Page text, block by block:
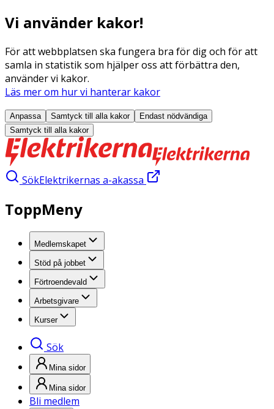
Vi använder kakor!
För att webbplatsen ska fungera bra för dig och för att
samla in statistik som hjälper oss att förbättra den,
använder vi kakor.
Läs mer om hur vi hanterar kakor
Anpassa Samtyck till alla kakor
Endast nödvändiga
Samtyck till alla kakor
SökElektrikernas a-akassa
ToppMeny
Medlemskapet
Stöd på jobbet
Förtroendevald
Arbetsgivare
Kurser
Sök
Mina sidor
Mina sidor
Bli medlem